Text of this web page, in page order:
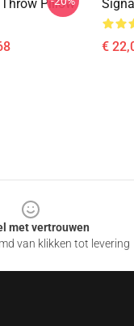
Pillow
€
met vertrouwen
van klikken tot levering